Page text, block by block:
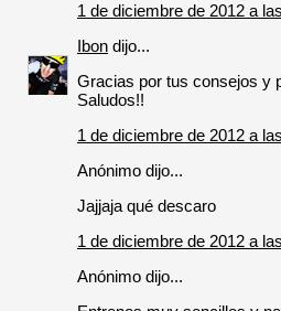
1 de diciembre de 2012 a
Ibon dijo...
Gracias por tus consejos y
Saludos!!
1 de diciembre de 2012 a
Anónimo dijo...
Jajjaja qué descaro
1 de diciembre de 2012 a
Anónimo dijo...